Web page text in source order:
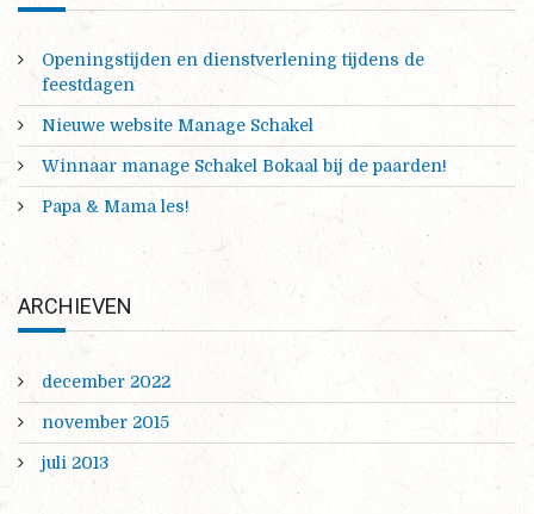
Openingstijden en dienstverlening tijdens de
feestdagen
Nieuwe website Manage Schakel
Winnaar manage Schakel Bokaal bij de paarden!
Papa & Mama les!
ARCHIEVEN
december 2022
november 2015
juli 2013